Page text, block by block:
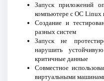
Запуск приложений
компьютере с ОС Linux
Создание и
разных систем
Запуск не
нарушить
критичные данные
Совместное
виртуальными